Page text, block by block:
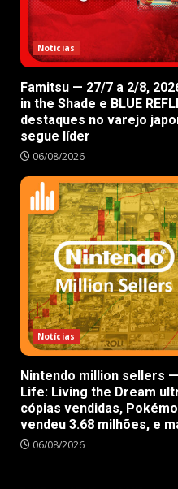
Notícias
Famitsu — 27/7 a 2/8,
in the Shade e BLUE
destaques no varejo
segue líder
06/08/2026
Notícias
Nintendo million sellers
Life: Living the Dream
cópias vendidas,
vendeu 3.68 milhões, e
06/08/2026